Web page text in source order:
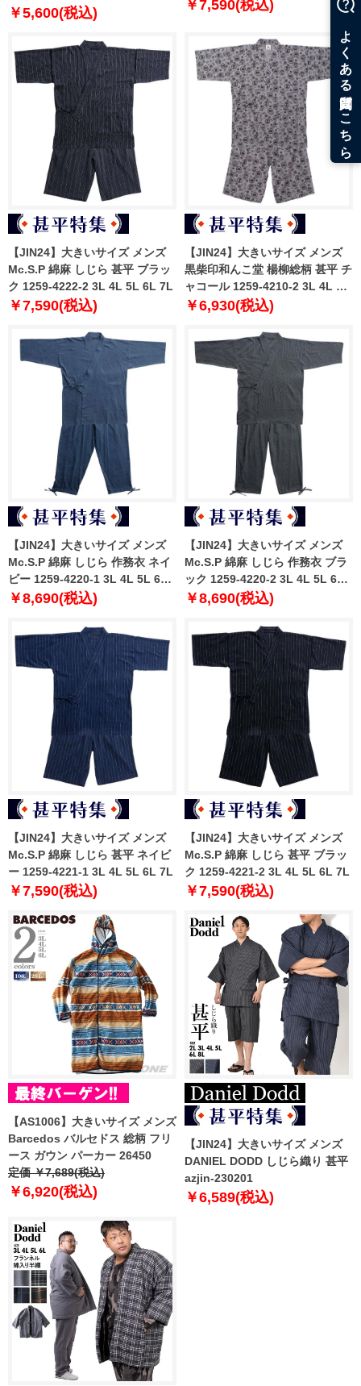
￥5,600(税込) ￥7,590(税込)
【JIN24】大きいサイズ メンズ
Mc.S.P 綿麻 しじら 甚平 ブラッ
ク 1259-4222-2 3L 4L 5L 6L 7L
￥7,590(税込)
【JIN24】大きいサイズ メンズ
黒柴印和んこ堂 楊柳総柄 甚平 チ
ャコール 1259-4210-2 3L 4L 5L
6L 8L
￥6,930(税込)
【JIN24】大きいサイズ メンズ
Mc.S.P 綿麻 しじら 作務衣 ネイ
ビー 1259-4220-1 3L 4L 5L 6L
7L
￥8,690(税込)
【JIN24】大きいサイズ メンズ
Mc.S.P 綿麻 しじら 作務衣 ブラ
ック 1259-4220-2 3L 4L 5L 6L
7L
￥8,690(税込)
【JIN24】大きいサイズ メンズ
Mc.S.P 綿麻 しじら 甚平 ネイビ
ー 1259-4221-1 3L 4L 5L 6L 7L
￥7,590(税込)
【JIN24】大きいサイズ メンズ
Mc.S.P 綿麻 しじら 甚平 ブラッ
ク 1259-4221-2 3L 4L 5L 6L 7L
￥7,590(税込)
【AS1006】大きいサイズ メンズ
Barcedos バルセドス 総柄 フリ
ース ガウン パーカー 26450
定価 ￥7,689(税込)
￥6,920(税込)
【JIN24】大きいサイズ メンズ
DANIEL DODD しじら織り 甚平
azjin-230201
￥6,589(税込)